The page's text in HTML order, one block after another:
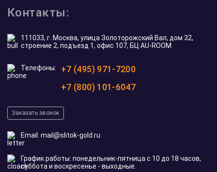
Контакты:
111033, г. Москва, улица Золоторожский Вал, дом 32,
строение 2, подъезд 1, офис 107, БЦ AU-ROOM
Телефоны:
+7 (495) 971-7200
+7 (800) 101-6047
Заказать звонок
Email: mail@slitok-gold.ru
График работы: понедельник-пятница с 10 до 18 часов,
суббота и воскресенье - выходные.